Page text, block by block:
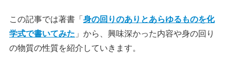
この記事では著書「身の回りのありとあらゆるものを化
学式で書いてみた 」から、興味深かった内容や身の回り
の物質の性質を紹介していきます。